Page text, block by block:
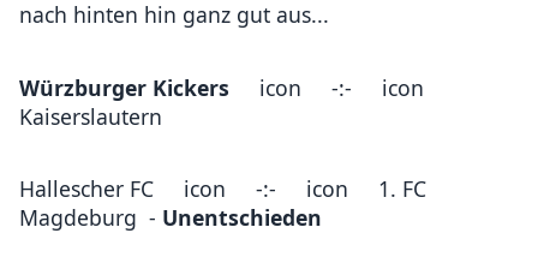
nach hinten hin ganz gut aus...
Würzburger Kickers icon -:- icon
Kaiserslautern
Hallescher FC icon -:- icon 1. FC
Magdeburg - Unentschieden